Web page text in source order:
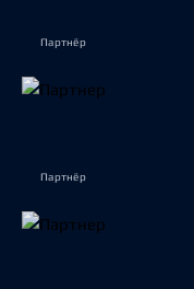
Партнёр
Партнёр